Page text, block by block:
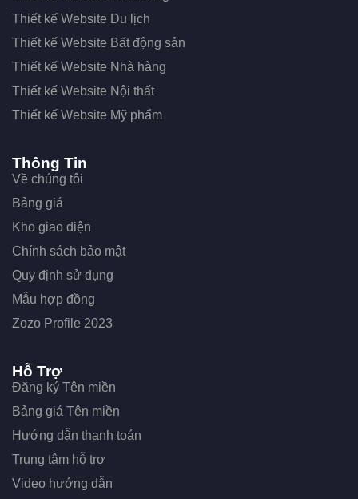
Thiết kế Website Du lịch
Thiết kế Website Bất động sản
Thiết kế Website Nhà hàng
Thiết kế Website Nội thất
Thiết kế Website Mỹ phẩm
Thông Tin
Về chúng tôi
Bảng giá
Kho giao diện
Chính sách bảo mật
Quy định sử dụng
Mẫu hợp đồng
Zozo Profile 2023
Hỗ Trợ
Đăng ký Tên miền
Bảng giá Tên miền
Hướng dẫn thanh toán
Trung tâm hỗ trợ
Video hướng dẫn